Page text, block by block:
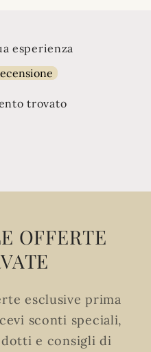
esperienza
trovato
OFFERTE
esclusive prima
sconti speciali,
e consigli di